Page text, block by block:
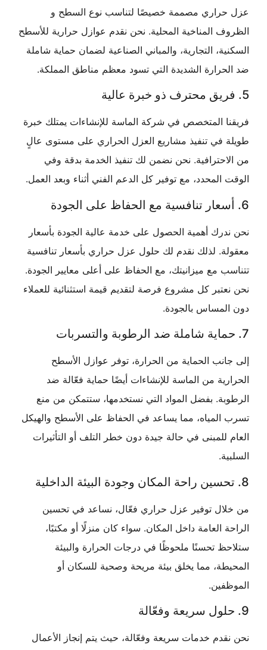
مصممة خصيصًا لتناسب نوع السطح و
المناخية المحلية. نحن نقدم عوازل حرارية للأسطح
التجارية، والمباني الصناعية لضمان حماية شاملة
الشديدة التي تسود معظم مناطق المملكة.
المتخصص في شركة الماسة للإنشاءات يمتلك خبرة
في تنفيذ مشاريع العزل الحراري على مستوى عالٍ
نحن نضمن لك تنفيذ الخدمة بدقة وفي
المحدد، مع توفير كل الدعم الفني أثناء وبعد العمل.
أهمية الحصول على خدمة عالية الجودة بأسعار
لذلك نقدم لك حلول عزل حراري بأسعار تنافسية
مع ميزانيتك، مع الحفاظ على أعلى معايير الجودة.
كل مشروع فرصة لتقديم قيمة استثنائية للعملاء
بالجودة.
الحماية من الحرارة، توفر عوازل الأسطح
من الماسة للإنشاءات أيضًا حماية فعّالة ضد
بفضل المواد التي نستخدمها، ستتمكن من منع
مما يساعد في الحفاظ على الأسطح والهيكل
للمبنى في حالة جيدة دون خطر التلف أو التأثيرات
توفير عزل حراري فعّال، نساعد في تحسين
العامة داخل المكان. سواء كان منزلًا أو مكتبًا،
تحسنًا ملحوظًا في درجات الحرارة والبيئة
مما يخلق بيئة مريحة وصحية للسكان أو
خدمات سريعة وفعّالة، حيث يتم إنجاز الأعمال